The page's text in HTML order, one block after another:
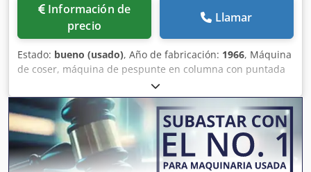
Información de
precio
Llamar
Estado: bueno (usado), Año de fabricación: 1966, Máquina
de coser, máquina de pespunte en columna con puntada
de cadeneta, máquina de coser industrial, máquina de
costura industrial en columna, máquina overlock montada
sobre soporte móvil, avance de tela mediante rueda de
arrastre - Fabricante: Dohle, máquina de coser industrial
tipo 751-914, máquina de pespunte en columna con
puntada de cadeneta - Accionamiento: Loher 0,37 kW